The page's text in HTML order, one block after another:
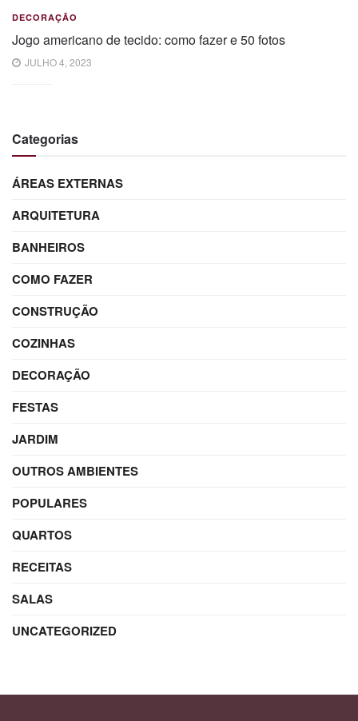
DECORAÇÃO
Jogo americano de tecido: como fazer e 50 fotos
JULHO 4, 2023
Categorias
ÁREAS EXTERNAS
ARQUITETURA
BANHEIROS
COMO FAZER
CONSTRUÇÃO
COZINHAS
DECORAÇÃO
FESTAS
JARDIM
OUTROS AMBIENTES
POPULARES
QUARTOS
RECEITAS
SALAS
UNCATEGORIZED